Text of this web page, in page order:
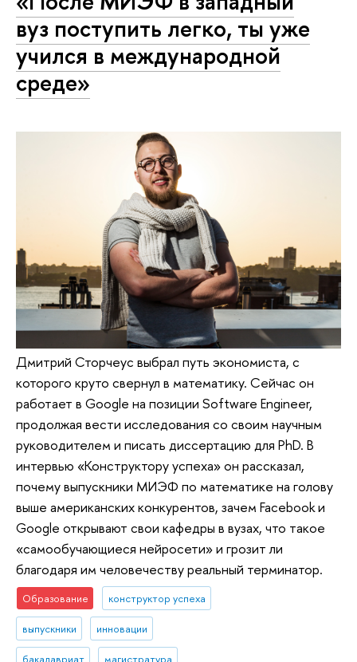
вуз поступить легко, ты уже
учился в международной
среде»
Дмитрий Сторчеус выбрал путь экономиста, с
которого круто свернул в математику. Сейчас он
работает в Google на позиции Software Engineer,
продолжая вести исследования со своим научным
руководителем и писать диссертацию для PhD. В
интервью «Конструктору успеха» он рассказал,
почему выпускники МИЭФ по математике на голову
выше американских конкурентов, зачем Facebook и
Google открывают свои кафедры в вузах, что такое
«самообучающиеся нейросети» и грозит ли
благодаря им человечеству реальный терминатор.
Образование конструктор успеха
выпускники инновации
бакалавриат магистратура